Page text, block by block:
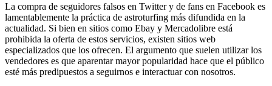
La compra de seguidores falsos en Twitter y de fans en Facebook es
lamentablemente la práctica de astroturfing más difundida en la
actualidad. Si bien en sitios como Ebay y Mercadolibre está
prohibida la oferta de estos servicios, existen sitios web
especializados que los ofrecen. El argumento que suelen utilizar los
vendedores es que aparentar mayor popularidad hace que el público
esté más predipuestos a seguirnos e interactuar con nosotros.